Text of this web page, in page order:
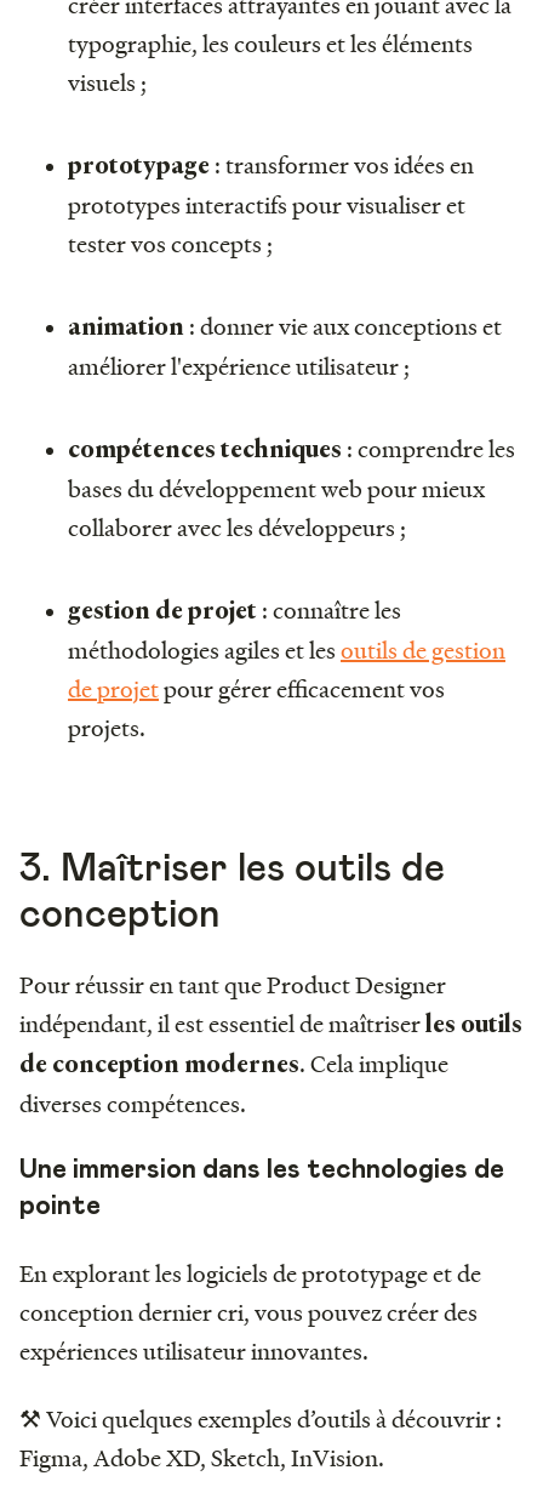
typographie, les couleurs et les éléments
visuels ;
prototypage : transformer vos idées en
prototypes interactifs pour visualiser et
tester vos concepts ;
animation : donner vie aux conceptions et
améliorer l'expérience utilisateur ;
compétences techniques : comprendre les
bases du développement web pour mieux
collaborer avec les développeurs ;
gestion de projet : connaître les
méthodologies agiles et lesoutils de gestion
de projetpour gérer efficacement vos
projets.
3. Maîtriser les outils de
conception
Pour réussir en tant que Product Designer
indépendant, il est essentiel de maîtriserles outils
de conception modernes. Cela implique
diverses compétences.
Une immersion dans les technologies de
pointe
En explorant les logiciels de prototypage et de
conception dernier cri, vous pouvez créer des
expériences utilisateur innovantes.
⚒️ Voici quelques exemples d’outils à découvrir :
Figma, Adobe XD, Sketch, InVision.